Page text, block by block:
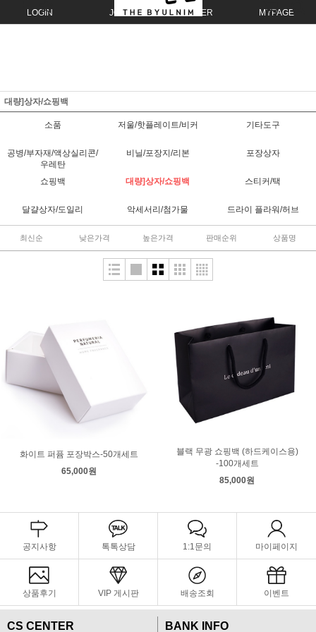
LOGIN JOIN ORDER MYPAGE
대량]상자/쇼핑백
소품 저울/핫플레이트/비커 기타도구
공병/부자재/액상실리콘/
우레탄
비닐/포장지/리본 포장상자
쇼핑백 대량]상자/쇼핑백 스티커/택
달걀상자/도일리 악세서리/첨가물 드라이 플라워/허브
최신순 낮은가격 높은가격 판매순위 상품명
화이트 퍼퓸 포장박스-50개세트
65,000원
블랙 무광 쇼핑백 (하드케이스용)
-100개세트
85,000원
공지사항 톡톡상담 1:1문의 마이페이지
상품후기 VIP 게시판 배송조회 이벤트
CS CENTER BANK INFO